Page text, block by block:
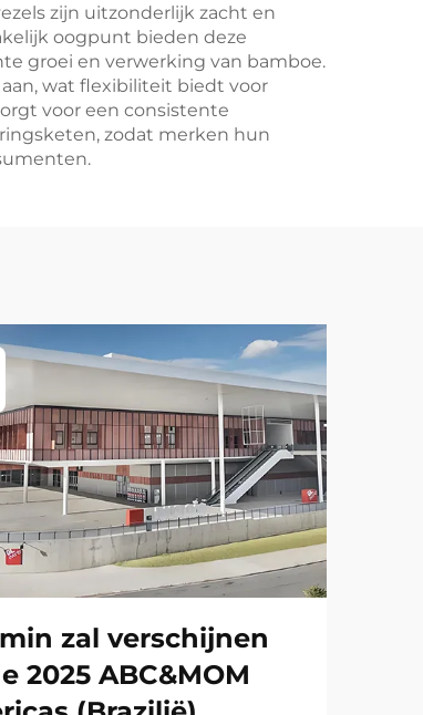
zijn uitzonderlijk zacht en
oogpunt bieden deze
groei en verwerking van bamboe.
wat flexibiliteit biedt voor
voor een consistente
zodat merken hun
zal verschijnen
2025 ABC&MOM